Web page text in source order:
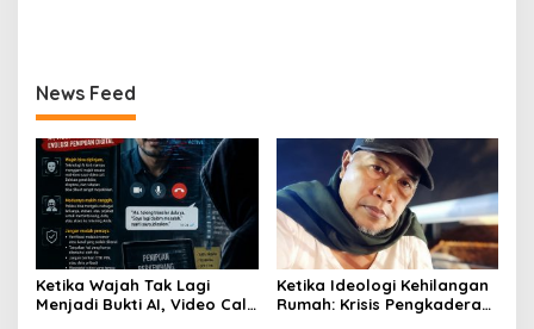
News Feed
Ketika Wajah Tak Lagi
Menjadi Bukti AI, Video Call,
Ketika Ideologi Kehilangan
Rumah: Krisis Pengkaderan